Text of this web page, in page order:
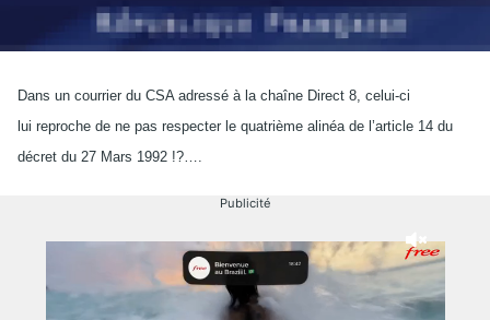
Dans un courrier du CSA adressé à la chaîne Direct 8, celui-ci
lui reproche de ne pas respecter le quatrième alinéa de l’article 14 du
décret du 27 Mars 1992 !?….
Publicité